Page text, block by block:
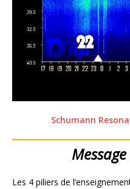
Schumann
Les 4 piliers de